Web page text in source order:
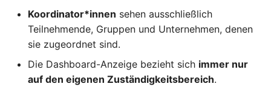
Koordinator*innen sehen ausschließlich
Teilnehmende, Gruppen und Unternehmen, denen
sie zugeordnet sind.
Die Dashboard-Anzeige bezieht sich immer nur
auf den eigenen Zuständigkeitsbereich.